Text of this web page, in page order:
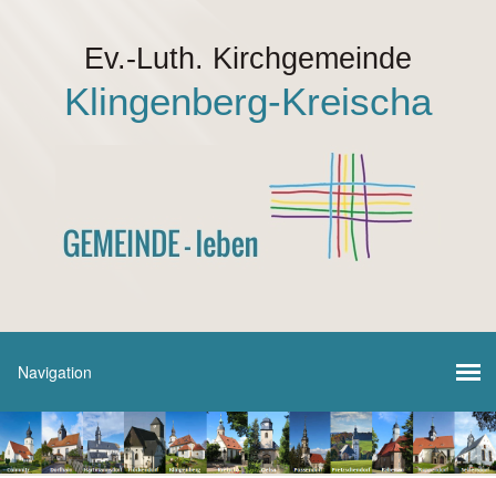
Ev.-Luth. Kirchgemeinde
Klingenberg-Kreischa